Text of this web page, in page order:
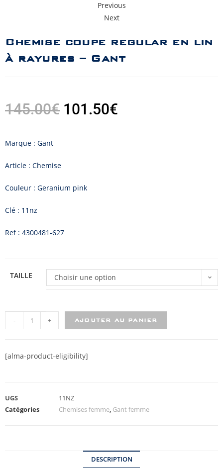
Previous
Next
Chemise coupe regular en lin
à rayures – Gant
145.00€ 101.50€
Marque : Gant
Article : Chemise
Couleur : Geranium pink
Clé : 11nz
Ref : 4300481-627
TAILLE Choisir une option
- + AJOUTER AU PANIER
[alma-product-eligibility]
UGS
11NZ
Catégories
Chemises femme, Gant femme
DESCRIPTION